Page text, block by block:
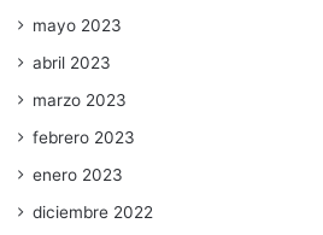
mayo 2023
abril 2023
marzo 2023
febrero 2023
enero 2023
diciembre 2022